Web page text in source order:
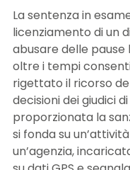
La sentenza in
licenziamento di un
abusare delle
oltre i tempi
rigettato il ricorso
decisioni dei giudici
proporzionata la
si fonda su
un’agenzia,